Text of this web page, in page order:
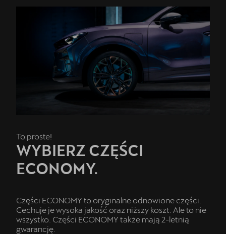
To proste!
WYBIERZ CZĘŚCI
ECONOMY.
Części ECONOMY to oryginalne odnowione części.
Cechuje je wysoka jakość oraz niższy koszt. Ale to nie
wszystko. Części ECONOMY także mają 2-letnią
gwarancję.